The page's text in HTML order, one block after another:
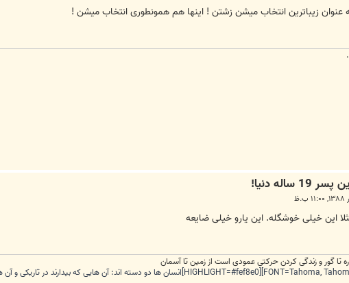
زیباترین انتخاب میشن زشتن ! اینها هم همونطوری انتخاب میشن !
این خیلی خوشگله. این یارو خیلی ضایعه
تا گور و زندگی کردن حرکتی عمودی است از زمین تا آسمان